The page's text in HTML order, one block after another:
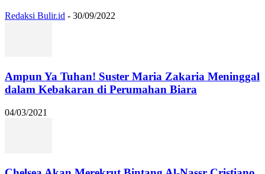
Redaksi Bulir.id - 30/09/2022
Ampun Ya Tuhan! Suster Maria Zakaria Meninggal
dalam Kebakaran di Perumahan Biara
04/03/2021